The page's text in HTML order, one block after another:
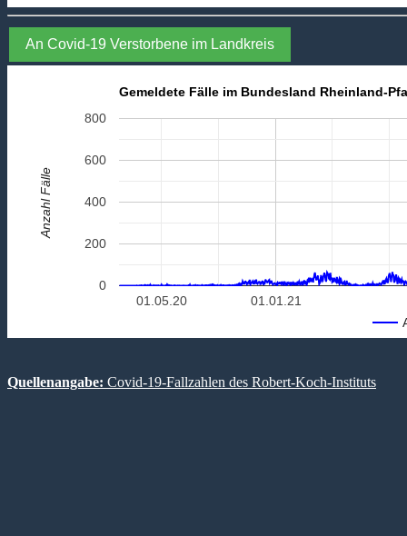
An Covid-19 Verstorbene im Landkreis
Gemeldete Fälle im Bundesland Rheinland-
01.01.21
01.05.20
0
200
400
600
800
Anzahl Fälle
Quellenangabe: Covid-19-Fallzahlen des Robert-Koch-Instituts